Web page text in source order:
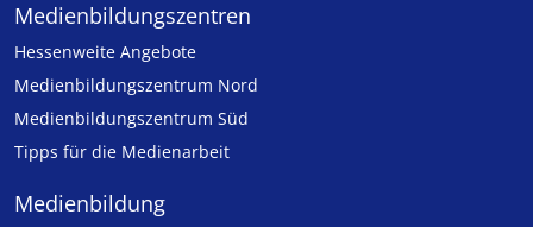
Medien­bildungs­zentren
Hessenweite Angebote
Medienbildungszentrum Nord
Medienbildungszentrum Süd
Tipps für die Medienarbeit
Medienbildung